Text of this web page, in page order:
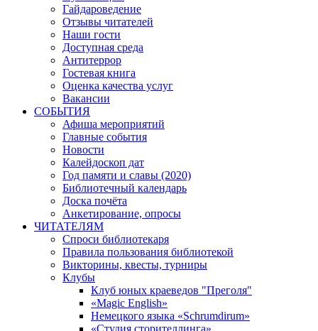
Гайдароведение
Отзывы читателей
Наши гости
Доступная среда
Антитеррор
Гостевая книга
Оценка качества услуг
Вакансии
СОБЫТИЯ
Афиша мероприятий
Главные события
Новости
Калейдоскоп дат
Год памяти и славы (2020)
Библиотечный календарь
Доска почёта
Анкетирование, опросы
ЧИТАТЕЛЯМ
Спроси библиотекаря
Правила пользования библиотекой
Викторины, квесты, турниры
Клубы
Клуб юных краеведов "Преголя"
«Magic English»
Немецкого языка «Schrumdirum»
«Студия сторителлинга»